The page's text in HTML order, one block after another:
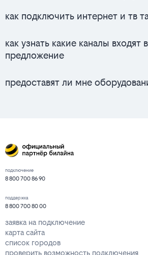
как подключить интернет и тв
как узнать какие каналы входят
предложение
предоставят ли мне
подключение
8 800 700 86 90
поддержка
8 800 700 80 00
заявка на подключение
карта сайта
список городов
проверить возможность подключения